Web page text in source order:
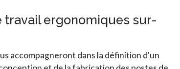
travail ergonomiques sur-
accompagneront dans la définition d'un